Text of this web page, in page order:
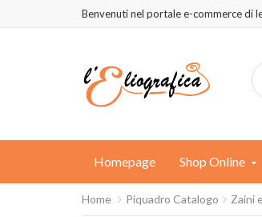
Benvenuti nel portale e-commerce di
Homepage Shop Online
Home Piquadro Catalogo Zaini